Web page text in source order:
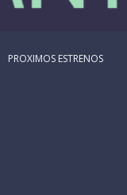
PROXIMOS ESTRENOS